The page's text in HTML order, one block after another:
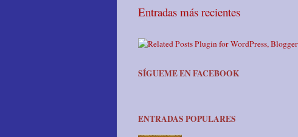
Entradas más recientes
SÍGUEME EN FACEBOOK
ENTRADAS POPULARES